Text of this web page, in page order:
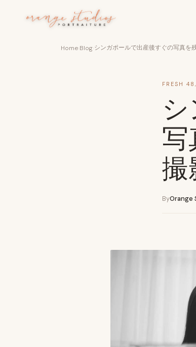
Skip to main content
Home Blog シンガポールで出産後すぐの写真を
FRESH 48 ,
写
撮
ByOrange